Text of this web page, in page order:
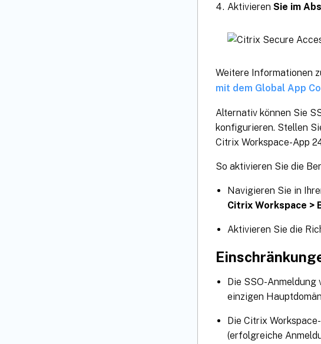
Aktivieren Sie im
Weitere Informationen
mit dem Global App
Alternativ können Sie
konfigurieren. Stellen
Citrix Workspace-App
So aktivieren Sie die
Navigieren Sie in
Citrix Workspace >
Aktivieren Sie die
Die SSO-
einzigen
Die Citrix
(erfolgreiche